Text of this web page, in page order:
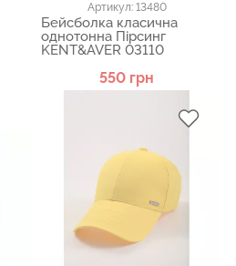
Артикул: 13480
Бейсболка класична
однотонна Пірсинг
KENT&AVER 03110
550 грн